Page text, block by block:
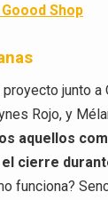
Shop
junto a
Rojo, y
aquellos
cierre
funciona?